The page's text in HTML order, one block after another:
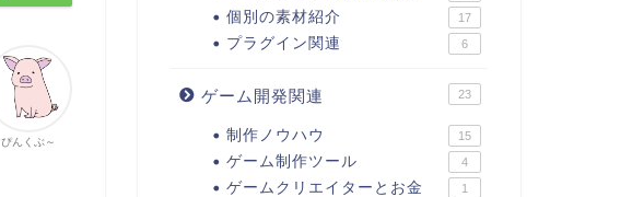
ぴんくぶ～
個別の素材紹介 17
プラグイン関連 6
ゲーム開発関連 23
制作ノウハウ 15
ゲーム制作ツール 4
ゲームクリエイターとお金 1